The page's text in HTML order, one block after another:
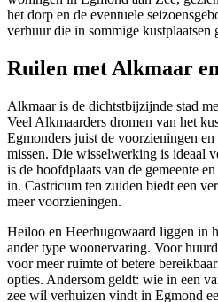
het dorp en de eventuele
verhuur die in sommige kustplaatsen
Ruilen met Alkmaar
Alkmaaris de dichtstbijzijnde stad
Veel Alkmaarders dromen van het
Egmonders juist de voorzieningen en
missen. Die wisselwerking is ideaal
is de hoofdplaats van de gemeente
in. Castricum ten zuiden biedt een
meer voorzieningen.
Heiloo en Heerhugowaard liggen in
ander type woonervaring. Voor
voor meer ruimte of betere
opties. Andersom geldt: wie in een
zee wil verhuizen vindt in Egmond